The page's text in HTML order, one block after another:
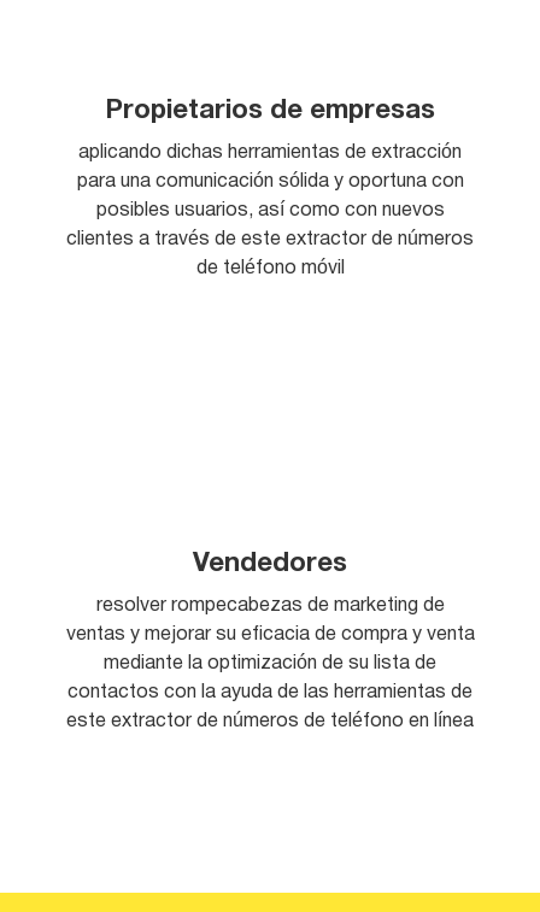
Propietarios de empresas
aplicando dichas herramientas de extracción
para una comunicación sólida y oportuna con
posibles usuarios, así como con nuevos
clientes a través de este extractor de números
de teléfono móvil
Vendedores
resolver rompecabezas de marketing de
ventas y mejorar su eficacia de compra y venta
mediante la optimización de su lista de
contactos con la ayuda de las herramientas de
este extractor de números de teléfono en línea